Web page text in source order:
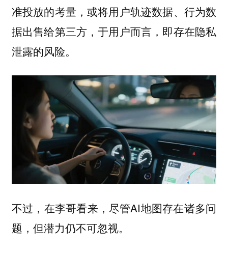
准投放的考量，或将用户轨迹数据、行为数
据出售给第三方，于用户而言，即存在隐私
泄露的风险。
不过，在李哥看来，尽管AI地图存在诸多问
题，但潜力仍不可忽视。